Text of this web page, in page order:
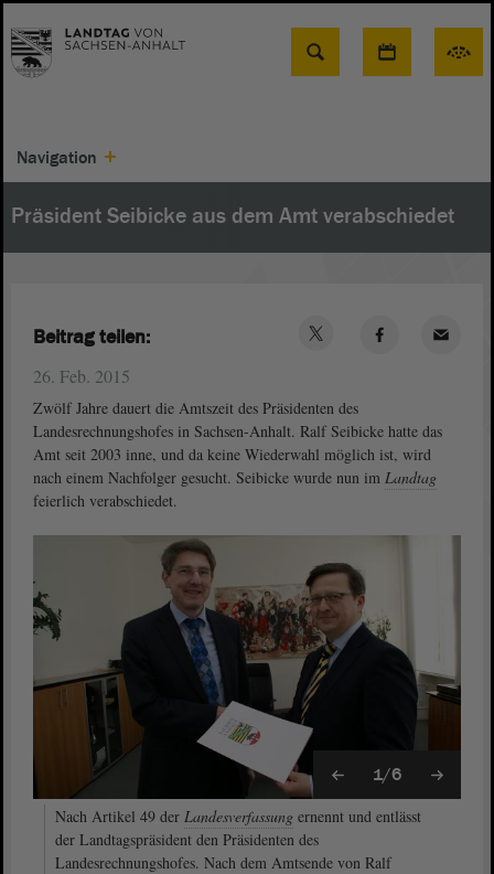
Suche
Navigation
Präsident Seibicke aus dem Amt verabschiedet
26. Feb. 2015
Zwölf Jahre dauert die Amtszeit des Präsidenten des
Landesrechnungshofes in Sachsen-Anhalt. Ralf Seibicke hatte das
Amt seit 2003 inne, und da keine Wiederwahl möglich ist, wird
nach einem Nachfolger gesucht. Seibicke wurde nun im Landtag
feierlich verabschiedet.
1/6
Nach Artikel 49 der Landesverfassung ernennt und entlässt
der Landtagspräsident den Präsidenten des
Landesrechnungshofes. Nach dem Amtsende von Ralf
Beitrag teilen: